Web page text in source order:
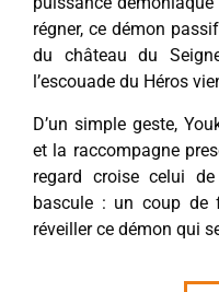
régner, ce démon
du château du
l’escouade du Héros
D’un simple geste,
et la raccompagne
regard croise celui
bascule : un coup de
réveiller ce démon qui